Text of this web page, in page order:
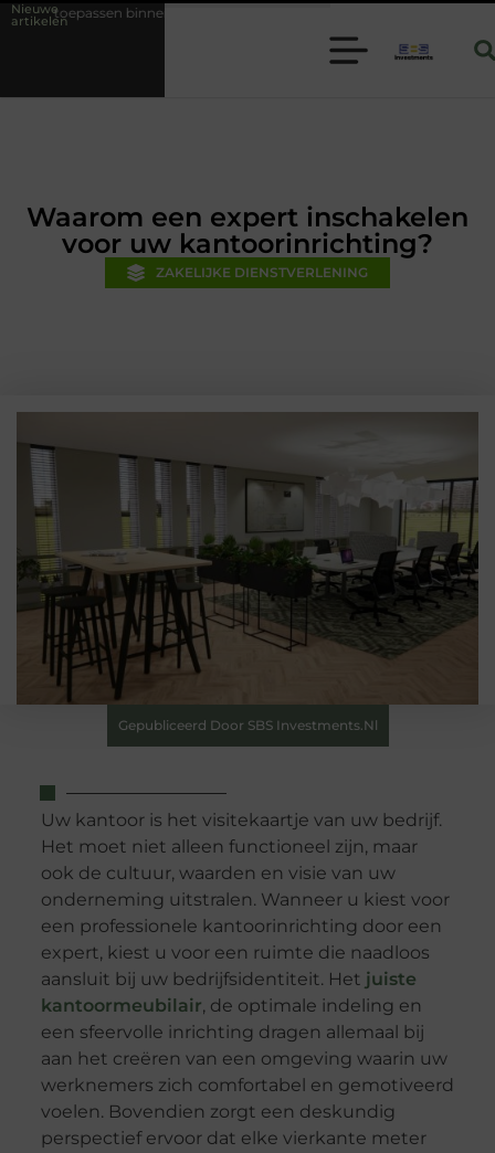
Nieuwe
artikelen
moderne folie techniek
Waarom een expert inschakelen
voor uw kantoorinrichting?
ZAKELIJKE DIENSTVERLENING
Gepubliceerd Door SBS Investments.nl
Uw kantoor is het visitekaartje van uw bedrijf.
Het moet niet alleen functioneel zijn, maar
ook de cultuur, waarden en visie van uw
onderneming uitstralen. Wanneer u kiest voor
een professionele kantoorinrichting door een
expert, kiest u voor een ruimte die naadloos
aansluit bij uw bedrijfsidentiteit. Het juiste
kantoormeubilair, de optimale indeling en
een sfeervolle inrichting dragen allemaal bij
aan het creëren van een omgeving waarin uw
werknemers zich comfortabel en gemotiveerd
voelen. Bovendien zorgt een deskundig
perspectief ervoor dat elke vierkante meter